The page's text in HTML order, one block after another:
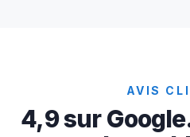
AVIS
4,9 sur